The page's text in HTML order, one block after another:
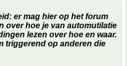
er mag hier op het forum
over hoe je van automutilatie
lezen over hoe en waar.
triggerend op anderen die